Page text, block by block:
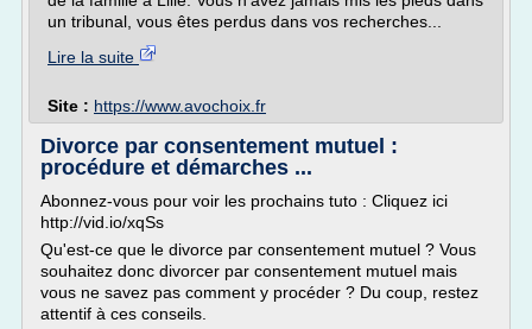
un tribunal, vous êtes perdus dans vos recherches...
Lire la suite
Site : https://www.avochoix.fr
Divorce par consentement mutuel :
procédure et démarches ...
Abonnez-vous pour voir les prochains tuto : Cliquez ici
http://vid.io/xqSs
Qu'est-ce que le divorce par consentement mutuel ? Vous
souhaitez donc divorcer par consentement mutuel mais
vous ne savez pas comment y procéder ? Du coup, restez
attentif à ces conseils.